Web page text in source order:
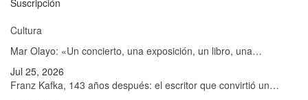
Suscripción
Cultura
Mar Olayo: «Un concierto, una exposición, un libro, una…
Jul 25, 2026
Franz Kafka, 143 años después: el escritor que convirtió un…